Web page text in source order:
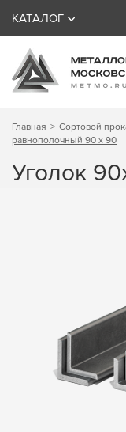
КАТАЛОГ
Главная Сортовой
равнополочный 90 х 90
Уголок